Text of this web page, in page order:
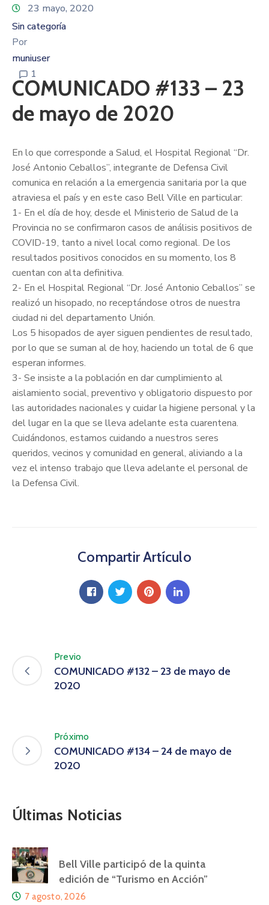
23 mayo, 2020
Sin categoría
Por
muniuser
1
COMUNICADO #133 – 23
de mayo de 2020
En lo que corresponde a Salud, el Hospital Regional “Dr.
José Antonio Ceballos”, integrante de Defensa Civil
comunica en relación a la emergencia sanitaria por la que
atraviesa el país y en este caso Bell Ville en particular:
1- En el día de hoy, desde el Ministerio de Salud de la
Provincia no se confirmaron casos de análisis positivos de
COVID-19, tanto a nivel local como regional. De los
resultados positivos conocidos en su momento, los 8
cuentan con alta definitiva.
2- En el Hospital Regional “Dr. José Antonio Ceballos” se
realizó un hisopado, no receptándose otros de nuestra
ciudad ni del departamento Unión.
Los 5 hisopados de ayer siguen pendientes de resultado,
por lo que se suman al de hoy, haciendo un total de 6 que
esperan informes.
3- Se insiste a la población en dar cumplimiento al
aislamiento social, preventivo y obligatorio dispuesto por
las autoridades nacionales y cuidar la higiene personal y la
del lugar en la que se lleva adelante esta cuarentena.
Cuidándonos, estamos cuidando a nuestros seres
queridos, vecinos y comunidad en general, aliviando a la
vez el intenso trabajo que lleva adelante el personal de
la Defensa Civil.
Compartir Artículo
Previo
COMUNICADO #132 – 23 de mayo de
2020
Próximo
COMUNICADO #134 – 24 de mayo de
2020
Últimas Noticias
Bell Ville participó de la quinta
edición de “Turismo en Acción”
7 agosto, 2026